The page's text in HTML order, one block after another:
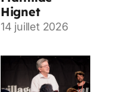
Hignet
14 juillet 2026